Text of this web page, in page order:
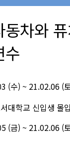
차와
수
(수) ~ 21.02.06 (
대학교 신입생 몰
(금) ~ 21.02.06 (